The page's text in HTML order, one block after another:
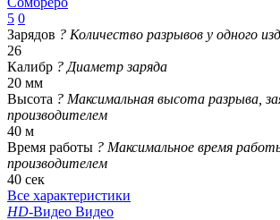
5 0
Зарядов ? Количество разрывов у одного
26
Калибр ? Диаметр заряда
20 мм
Высота ? Максимальная высота разрыва,
производителем
40 м
Время работы ? Максимальное время
производителем
40 сек
Все характеристики
HD-Видео Видео